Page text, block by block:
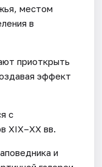
местом
в
приоткрыть
эффект
с
XIX–XX вв.
и